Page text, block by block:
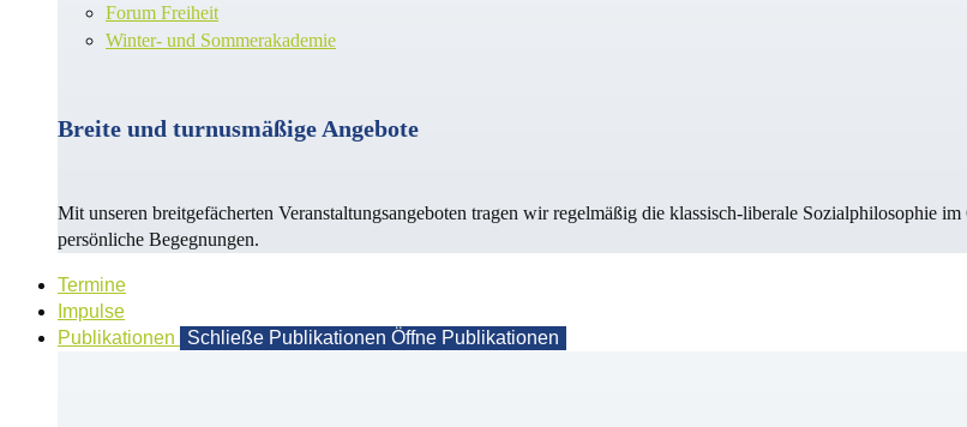
Forum Freiheit
Winter- und Sommerakademie
Breite und turnusmäßige Angebote
Mit unseren breitgefächerten Veranstaltungsangeboten tragen wir regelmäßig die klassisch-liberale Sozialphilosophie
persönliche Begegnungen.
Termine
Impulse
Publikationen
Schließe Publikationen Öffne Publikationen